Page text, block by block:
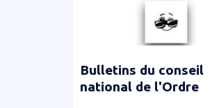
Bulletins du conseil
national de l'Ordre